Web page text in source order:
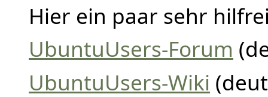
Hier ein paar sehr
UbuntuUsers-Forum
UbuntuUsers-Wiki